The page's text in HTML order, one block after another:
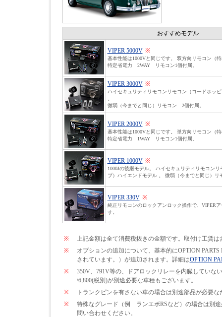
おすすめモデル
VIPER 5000V ※
基本性能は1000Vと同じです。 双方向リモコン（
特定省電力 2WAY リモコン1個付属。
VIPER 3000V ※
ハイセキュリティリモコンリモコン（コードホッ
微弱（今までと同じ）リモコン 2個付属。
VIPER 2000V ※
基本性能は1000Vと同じです。 単方向リモコン（
特定省電力 1WAY リモコン1個付属。
VIPER 1000V ※
1000Jの後継モデル。 ハイセキュリティリモコン
プ）ハイエンドモデル 。 微弱（今までと同じ）
VIPER 330V ※
純正リモコンのロックアンロック操作で、VIPER
す。
※
上記金額は全て消費税抜きの金額です。取付け工賃は
※
オプションの追加について、基本的にOPTION
されています。）が追加されます。詳細はOPTION
※
350V、791V等の、ドアロックリレーを内臓してい
\6,800(税別)が別途必要な車種もございます。
※
トランクピンを有さない車の場合は別途部品が必要な
※
特殊なグレード（例 ランエボRSなど）の場合は別
問い合わせください。